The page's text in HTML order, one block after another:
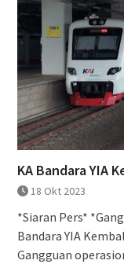
KA Bandara YIA
18 Okt 2023
*Siaran Pers*
Bandara YIA
Gangguan